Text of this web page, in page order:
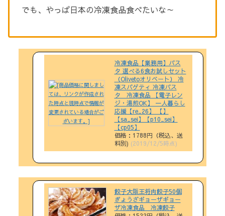
でも、やっぱ日本の冷凍食品食べたいな～
冷凍食品【業務用】パス
タ 選べる6食お試しセット
（Olivetoオリベート） 冷
凍スパゲティ 冷凍パス
タ 冷凍食品 【電子レン
ジ・湯煎OK】 一人暮らし
応援【re_26】 【】
【sa_sei】【p10_sei】
【cp05】
価格：1788円（税込、送
料別) (2019/12/5時点)
餃子大阪王将肉餃子50個
ぎょうざギョーザギョー
ザ冷凍食品 冷凍餃子